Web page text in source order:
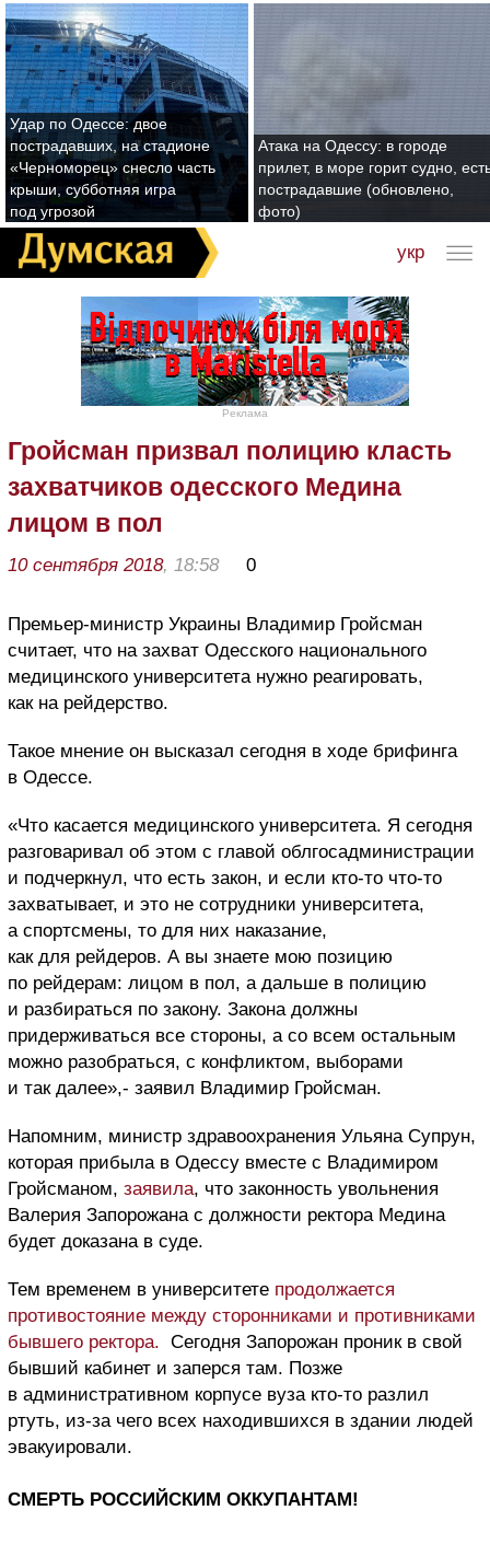
Удар по Одессе: двое
пострадавших, на стадионе
«Черноморец» снесло часть
крыши, субботняя игра
под угрозой
Атака на Одессу: в городе
прилет, в море горит судно,
пострадавшие (обновлено,
фото)
укр
Реклама
Гройсман призвал полицию класть
захватчиков одесского Медина
лицом в пол
10 сентября 2018, 18:58 0
Премьер-министр Украины Владимир Гройсман
считает, что на захват Одесского национального
медицинского университета нужно реагировать,
как на рейдерство.
Такое мнение он высказал сегодня в ходе брифинга
в Одессе.
«Что касается медицинского университета. Я сегодня
разговаривал об этом с главой облгосадминистрации
и подчеркнул, что есть закон, и если кто-то что-то
захватывает, и это не сотрудники университета,
а спортсмены, то для них наказание,
как для рейдеров. А вы знаете мою позицию
по рейдерам: лицом в пол, а дальше в полицию
и разбираться по закону. Закона должны
придерживаться все стороны, а со всем остальным
можно разобраться, с конфликтом, выборами
и так далее»,- заявил Владимир Гройсман.
Напомним, министр здравоохранения Ульяна Супрун,
которая прибыла в Одессу вместе с Владимиром
Гройсманом, заявила, что законность увольнения
Валерия Запорожана с должности ректора Медина
будет доказана в суде.
Тем временем в университете продолжается
противостояние между сторонниками и противниками
бывшего ректора. Сегодня Запорожан проник в свой
бывший кабинет и заперся там. Позже
в административном корпусе вуза кто-то разлил
ртуть, из-за чего всех находившихся в здании людей
эвакуировали.
СМЕРТЬ РОССИЙСКИМ ОККУПАНТАМ!